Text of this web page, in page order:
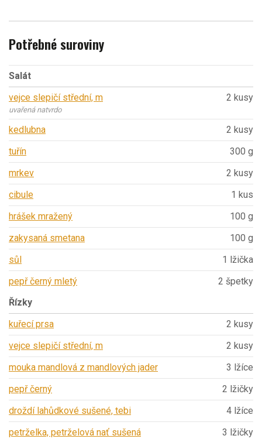
Potřebné suroviny
Salát
vejce slepičí střední, m
uvařená natvrdo
2 kusy
kedlubna
2 kusy
tuřín
300 g
mrkev
2 kusy
cibule
1 kus
hrášek mražený
100 g
zakysaná smetana
100 g
sůl
1 lžička
pepř černý mletý
2 špetky
Řízky
kuřecí prsa
2 kusy
vejce slepičí střední, m
2 kusy
mouka mandlová z mandlových jader
3 lžíce
pepř černý
2 lžičky
droždí lahůdkové sušené, tebi
4 lžíce
petrželka, petrželová nať sušená
3 lžičky